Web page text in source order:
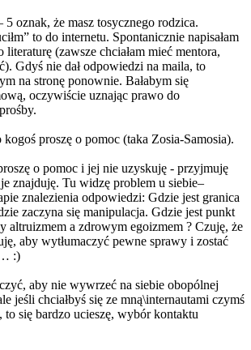
5 oznak, że masz tosycznego rodzica.
to do internetu. Spontanicznie napisałam
literaturę (zawsze chciałam mieć mentora,
Gdyś nie dał odpowiedzi na maila, to
na stronę ponownie. Bałabym się
oczywiście uznając prawo do
proszę o pomoc (taka Zosia-Samosia).
o pomoc i jej nie uzyskuję - przyjmuję
znajduję. Tu widzę problem u siebie–
znalezienia odpowiedzi: Gdzie jest granica
zaczyna się manipulacja. Gdzie jest punkt
altruizmem a zdrowym egoizmem ? Czuję, że
aby wytłumaczyć pewne sprawy i zostać
:)
aby nie wywrzeć na siebie obopólnej
jeśli chciałbyś się ze mną\internautami czymś
się bardzo ucieszę, wybór kontaktu